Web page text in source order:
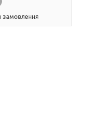
замовлення